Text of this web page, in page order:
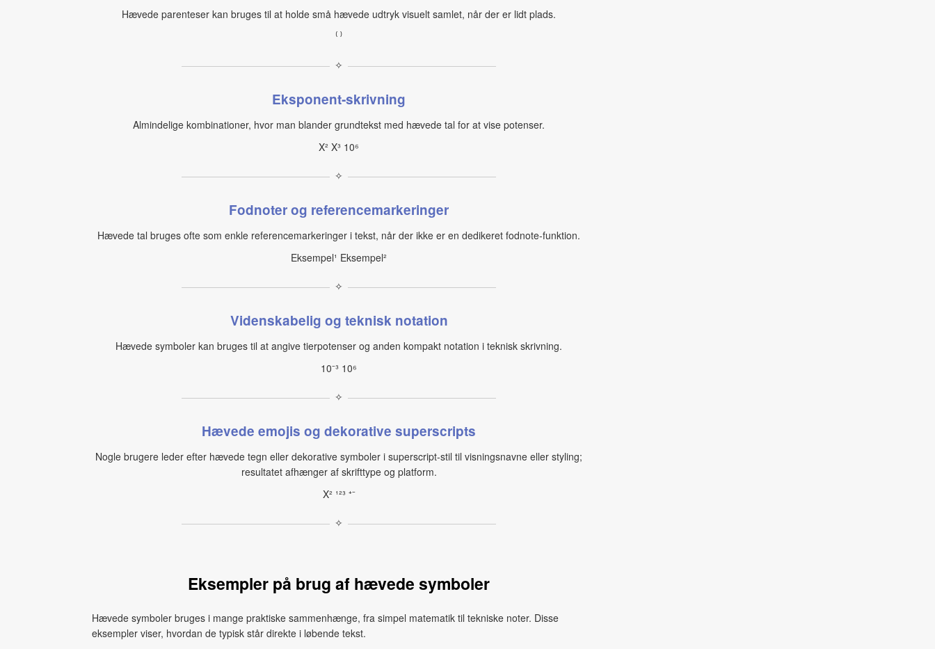
Hævede parenteser kan bruges til at holde små hævede udtryk visuelt samlet, når der er lidt plads.
⁽ ⁾
✧
Eksponent‑skrivning
Almindelige kombinationer, hvor man blander grundtekst med hævede tal for at vise potenser.
X² X³ 10⁶
✧
Fodnoter og referencemarkeringer
Hævede tal bruges ofte som enkle referencemarkeringer i tekst, når der ikke er en dedikeret fodnote‑funktion.
Eksempel¹ Eksempel²
✧
Videnskabelig og teknisk notation
Hævede symboler kan bruges til at angive tierpotenser og anden kompakt notation i teknisk skrivning.
10⁻³ 10⁶
✧
Hævede emojis og dekorative superscripts
Nogle brugere leder efter hævede tegn eller dekorative symboler i superscript‑stil til visningsnavne eller styling;
resultatet afhænger af skrifttype og platform.
X² ¹²³ ⁺⁻
✧
Eksempler på brug af hævede symboler
Hævede symboler bruges i mange praktiske sammenhænge, fra simpel matematik til tekniske noter. Disse
eksempler viser, hvordan de typisk står direkte i løbende tekst.